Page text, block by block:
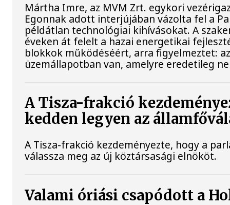
Mártha Imre, az MVM Zrt. egykori
Egonnak adott interjújában vázolta fel a
példátlan technológiai kihívásokat. A
éveken át felelt a hazai energetikai
blokkok működéséért, arra figyelmeztet:
üzemállapotban van, amelyre eredetileg
A Tisza-frakció
kedden legyen az
A Tisza-frakció kezdeményezte, hogy a
válassza meg az új köztársasági elnököt.
Valami óriási csapódott a